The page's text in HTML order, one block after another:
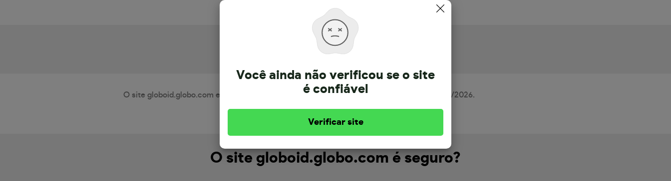
Sobre a globoid.globo.com
O site globoid.globo.com está registrado há mais de 27 anos. Informação atualizada em 7/8/2026.
O site globoid.globo.com é seguro?
Você ainda não verificou se o site
é confiável
Verificar site